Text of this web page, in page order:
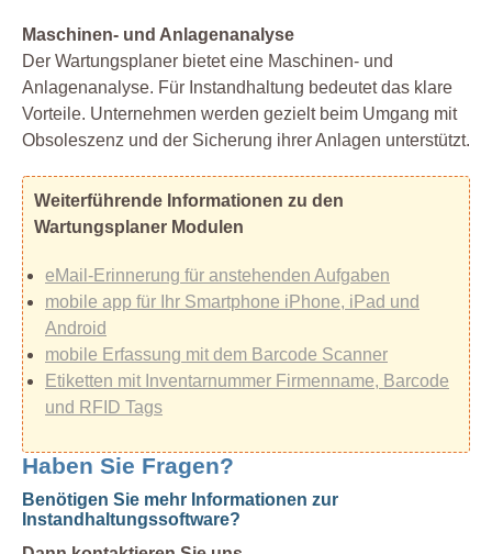
Maschinen- und Anlagenanalyse
Der Wartungsplaner bietet eine Maschinen- und
Anlagenanalyse. Für Instandhaltung bedeutet das klare
Vorteile. Unternehmen werden gezielt beim Umgang mit
Obsoleszenz und der Sicherung ihrer Anlagen unterstützt.
Weiterführende Informationen zu den
Wartungsplaner Modulen
eMail-Erinnerung für anstehenden Aufgaben
mobile app für Ihr Smartphone iPhone, iPad und
Android
mobile Erfassung mit dem Barcode Scanner
Etiketten mit Inventarnummer Firmenname, Barcode
und RFID Tags
Haben Sie Fragen?
Benötigen Sie mehr Informationen zur
Instandhaltungssoftware?